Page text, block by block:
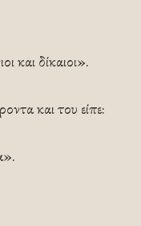
και δίκαιοι».
και του είπε: